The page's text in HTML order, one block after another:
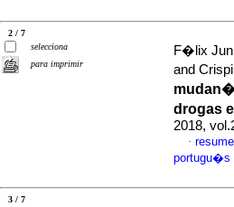
2 / 7
selecciona
para imprimir
F�lix
and
drogas
2018,
·
portugu�s
3 / 7